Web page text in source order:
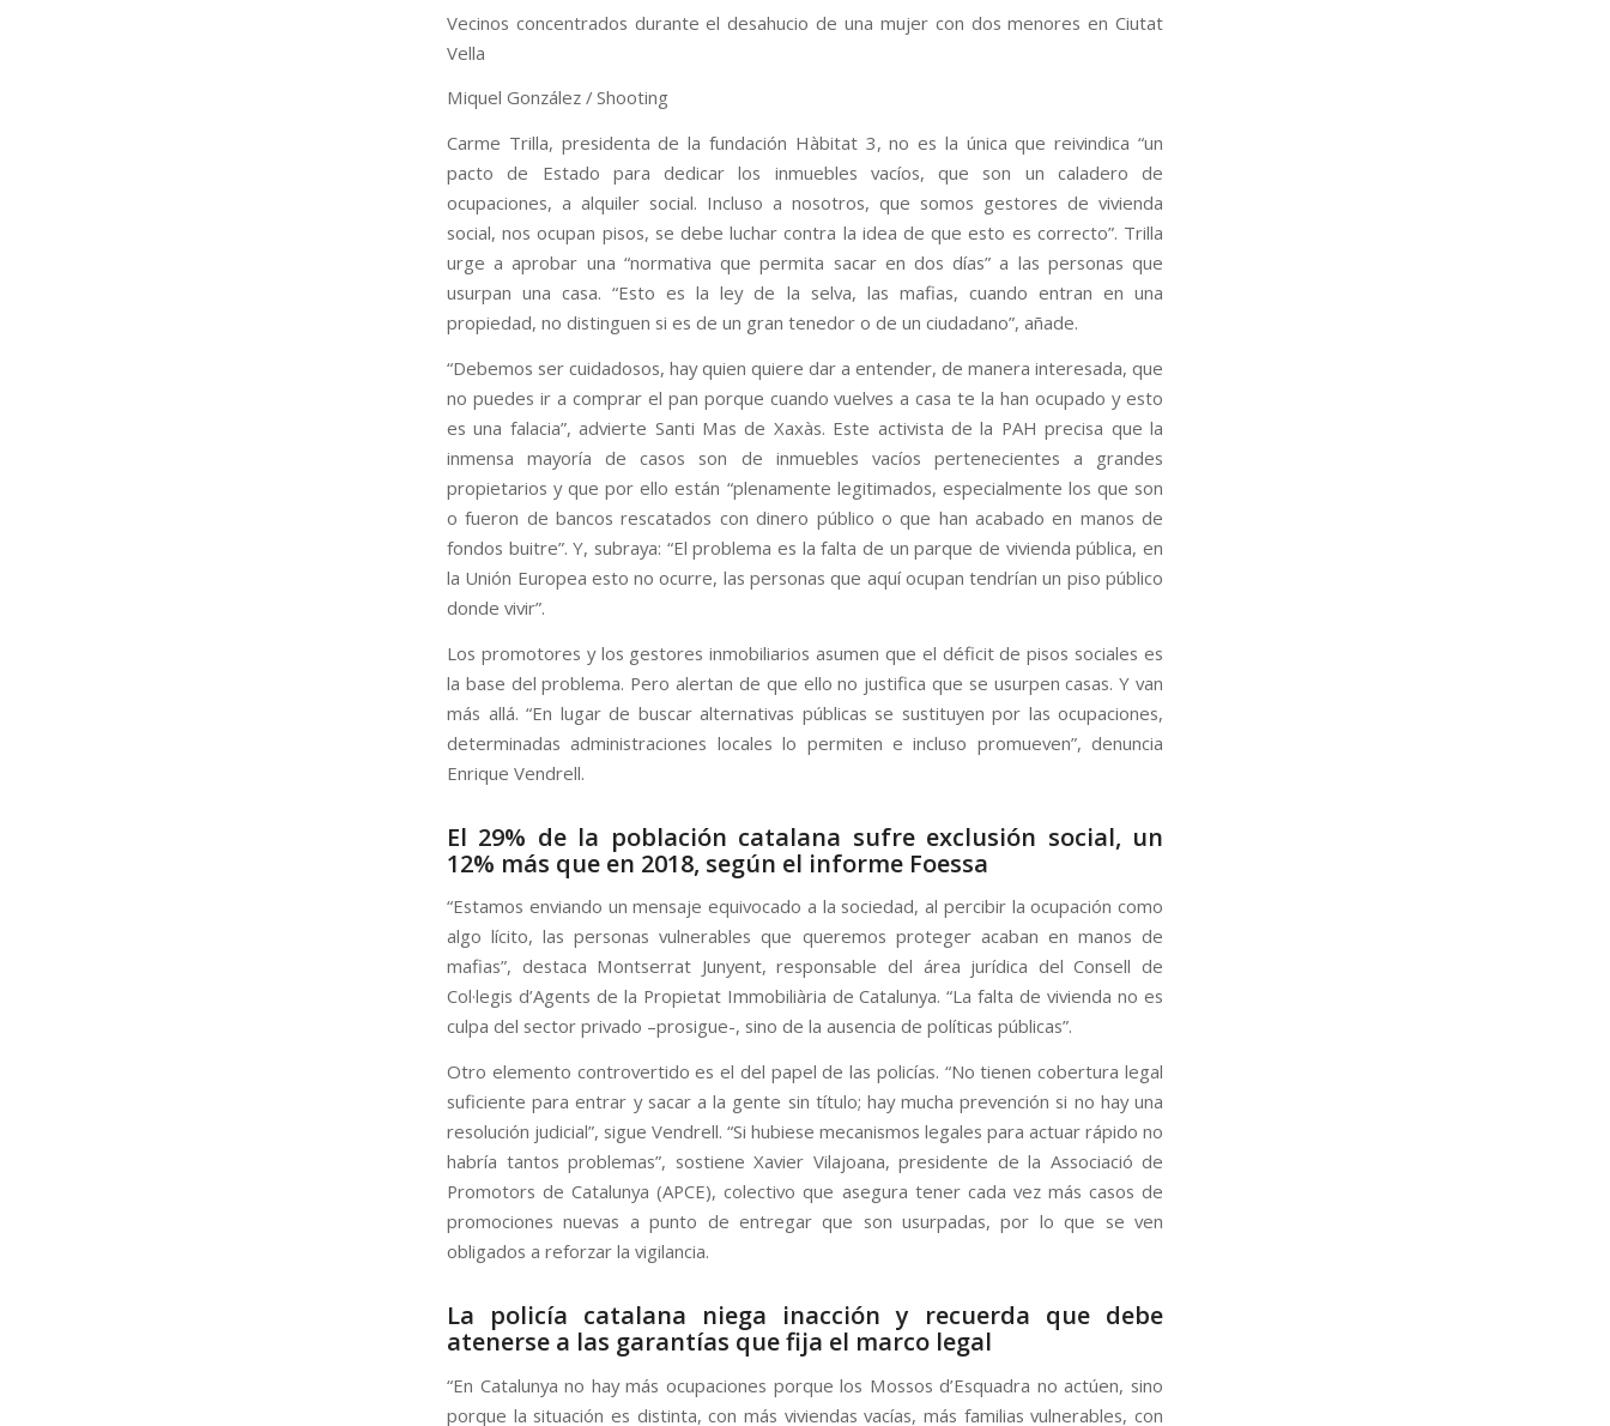
Vecinos concentrados durante el desahucio de una mujer con dos menores en Ciutat
Vella
Miquel González / Shooting
Carme Trilla, presidenta de la fundación Hàbitat 3, no es la única que reivindica “un
pacto de Estado para dedicar los inmuebles vacíos, que son un caladero de
ocupaciones, a alquiler social. Incluso a nosotros, que somos gestores de vivienda
social, nos ocupan pisos, se debe luchar contra la idea de que esto es correcto”. Trilla
urge a aprobar una “normativa que permita sacar en dos días” a las personas que
usurpan una casa. “Esto es la ley de la selva, las mafias, cuando entran en una
propiedad, no distinguen si es de un gran tenedor o de un ciudadano”, añade.
“Debemos ser cuidadosos, hay quien quiere dar a entender, de manera interesada, que
no puedes ir a comprar el pan porque cuando vuelves a casa te la han ocupado y esto
es una falacia”, advierte Santi Mas de Xaxàs. Este activista de la PAH precisa que la
inmensa mayoría de casos son de inmuebles vacíos pertenecientes a grandes
propietarios y que por ello están “plenamente legitimados, especialmente los que son
o fueron de bancos rescatados con dinero público o que han acabado en manos de
fondos buitre”. Y, subraya: “El problema es la falta de un parque de vivienda pública, en
la Unión Europea esto no ocurre, las personas que aquí ocupan tendrían un piso público
donde vivir”.
Los promotores y los gestores inmobiliarios asumen que el déficit de pisos sociales es
la base del problema. Pero alertan de que ello no justifica que se usurpen casas. Y van
más allá. “En lugar de buscar alternativas públicas se sustituyen por las ocupaciones,
determinadas administraciones locales lo permiten e incluso promueven”, denuncia
Enrique Vendrell.
El 29% de la población catalana sufre exclusión social, un
12% más que en 2018, según el informe Foessa
“Estamos enviando un mensaje equivocado a la sociedad, al percibir la ocupación como
algo lícito, las personas vulnerables que queremos proteger acaban en manos de
mafias”, destaca Montserrat Junyent, responsable del área jurídica del Consell de
Col·legis d’Agents de la Propietat Immobiliària de Catalunya. “La falta de vivienda no es
culpa del sector privado –prosigue-, sino de la ausencia de políticas públicas”.
Otro elemento controvertido es el del papel de las policías. “No tienen cobertura legal
suficiente para entrar y sacar a la gente sin título; hay mucha prevención si no hay una
resolución judicial”, sigue Vendrell. “Si hubiese mecanismos legales para actuar rápido no
habría tantos problemas”, sostiene Xavier Vilajoana, presidente de la Associació de
Promotors de Catalunya (APCE), colectivo que asegura tener cada vez más casos de
promociones nuevas a punto de entregar que son usurpadas, por lo que se ven
obligados a reforzar la vigilancia.
La policía catalana niega inacción y recuerda que debe
atenerse a las garantías que fija el marco legal
“En Catalunya no hay más ocupaciones porque los Mossos d’Esquadra no actúen, sino
porque la situación es distinta, con más viviendas vacías, más familias vulnerables, con